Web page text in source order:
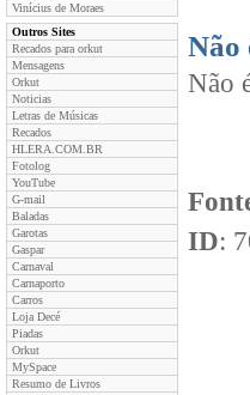
Vinícius de Moraes
Outros Sites
Recados para orkut
Mensagens
Orkut
Noticias
Letras de Músicas
Recados
HLERA.COM.BR
Fotolog
YouTube
G-mail
Baladas
Garotas
Gaspar
Carnaval
Carnaporto
Carros
Loja Decé
Piadas
Orkut
MySpace
Resumo de Livros
Não
Não
ID: